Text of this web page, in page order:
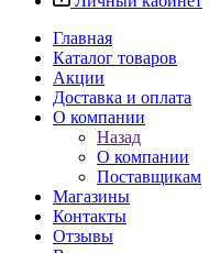
Главная
Каталог товаров
Акции
Доставка и оплата
О компании
Назад
О компании
Поставщикам
Магазины
Контакты
Отзывы